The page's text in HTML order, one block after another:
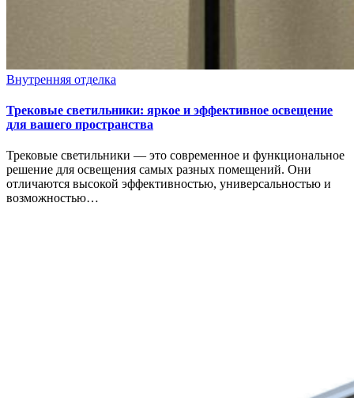
Внутренняя отделка
Трековые светильники: яркое и эффективное освещение
для вашего пространства
Трековые светильники — это современное и функциональное
решение для освещения самых разных помещений. Они
отличаются высокой эффективностью, универсальностью и
возможностью…